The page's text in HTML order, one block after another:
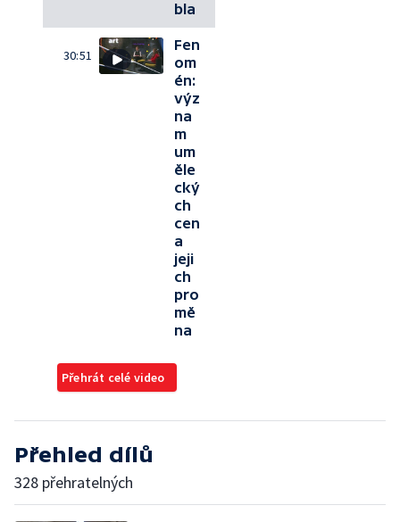
bla
30:51
Fen
om
én:
výz
na
m
um
ěle
cký
ch
cen
a
jeji
ch
pro
mě
na
Přehrát celé video
Přehled dílů
328 přehratelných